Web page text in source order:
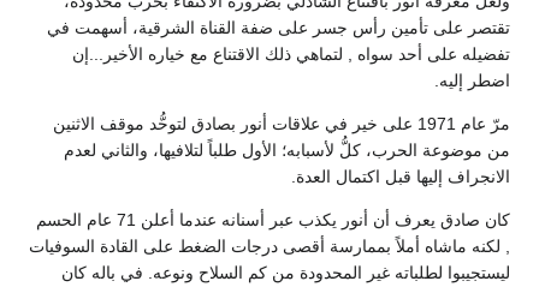
تقتصر على تأمين رأس جسر على ضفة القناة الشرقية، أسهمت في
تفضيله على أحد سواه , لتماهي ذلك الاقتناع مع خياره الأخير...إن
اضطر إليه.
مرّ عام 1971 على خير في علاقات أنور بصادق لتوحُّد موقف الاثنين
من موضوعة الحرب، كلُّ لأسبابه؛ الأول طلباً لتلافيها، والثاني لعدم
الانجراف إليها قبل اكتمال العدة.
كان صادق يعرف أن أنور يكذب عبر أسنانه عندما أعلن 71 عام الحسم
, لكنه ماشاه أملاً بممارسة أقصى درجات الضغط على القادة السوفيات
ليستجيبوا لطلباته غير المحدودة من كم السلاح ونوعه. في باله كان